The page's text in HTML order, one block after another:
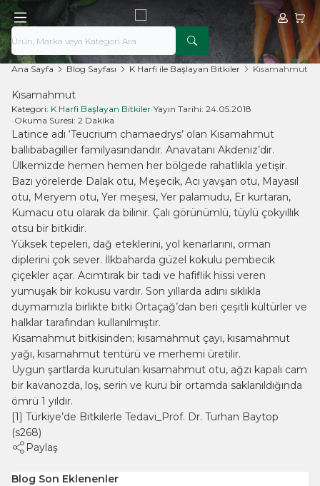
Hesabım
Ana Sayfa Blog Sayfası K Harfi ile Başlayan Bitkiler Kısamahmut
Kısamahmut
Kategori: K Harfi Başlayan Bitkiler•Yayın Tarihi: 24.05.2018
• Okuma Süresi: 2 Dakika
Latince adı ‘Teucrium chamaedrys’ olan Kısamahmut
ballıbabagiller familyasındandır. Anavatanı Akdeniz’dir.
Ülkemizde hemen hemen her bölgede rahatlıkla yetişir.
Bazı yörelerde Dalak otu, Meşecik, Acı yavşan otu, Mayasıl
otu, Meryem otu, Yer meşesi, Yer palamudu, Er kurtaran,
Kumacu otu olarak da bilinir. Çalı görünümlü, tüylü çokyıllık
otsu bir bitkidir.
Yüksek tepeleri, dağ eteklerini, yol kenarlarını, orman
diplerini çok sever. İlkbaharda güzel kokulu pembecik
çiçekler açar. Acımtırak bir tadı ve hafiflik hissi veren
yumuşak bir kokusu vardır. Son yıllarda adını sıklıkla
duymamızla birlikte bitki Ortaçağ’dan beri çeşitli kültürler ve
halklar tarafından kullanılmıştır.
Kısamahmut bitkisinden; kısamahmut çayı, kısamahmut
yağı, kısamahmut tentürü ve merhemi üretilir.
Uygun şartlarda kurutulan kısamahmut otu, ağzı kapalı cam
bir kavanozda, loş, serin ve kuru bir ortamda saklanıldığında
ömrü 1 yıldır.
[1] Türkiye’de Bitkilerle Tedavi_Prof. Dr. Turhan Baytop
(s268)
Paylaş
Blog Son Eklenenler